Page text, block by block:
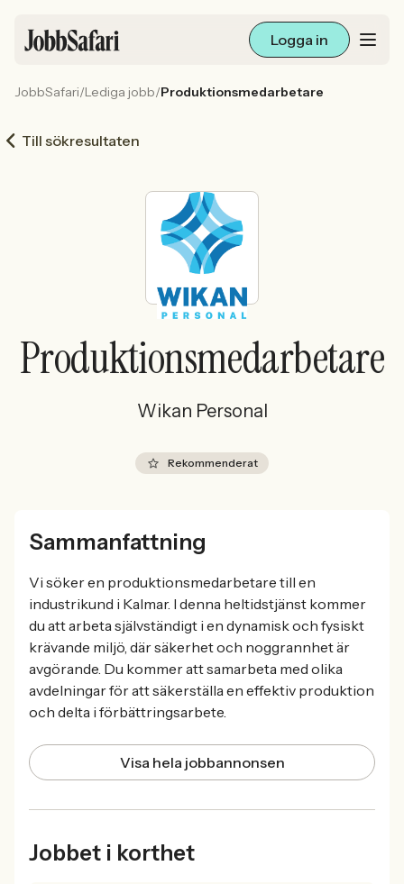
Logga in
Arbetsliv och karriär
För arbetsgivare
Sök med AI
Ny här? Skapa konto
JobbSafari/Lediga jobb/Produktionsmedarbetare
Till sökresultaten
Produktionsmedarbetare
Wikan Personal
Rekommenderat
Sammanfattning
Vi söker en produktionsmedarbetare till en
industrikund i Kalmar. I denna heltidstjänst kommer
du att arbeta självständigt i en dynamisk och fysiskt
krävande miljö, där säkerhet och noggrannhet är
avgörande. Du kommer att samarbeta med olika
avdelningar för att säkerställa en effektiv produktion
och delta i förbättringsarbete.
Visa hela jobbannonsen
Jobbet i korthet